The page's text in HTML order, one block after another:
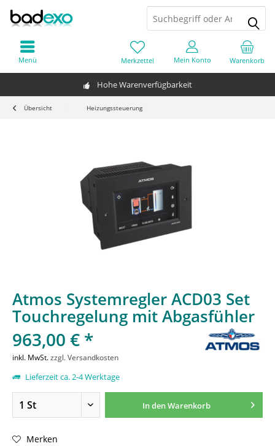
Hohe Warenverfügbarkeit
Warenkorb
Merkzettel Mein Konto
Menü
Übersicht Heizungssteuerung
Atmos Systemregler ACD03 Set
Touchregelung mit Abgasfühler
963,00 € *
inkl. MwSt.zzgl. Versandkosten
Lieferzeit ca. 2-4 Werktage
In denWarenkorb
Merken